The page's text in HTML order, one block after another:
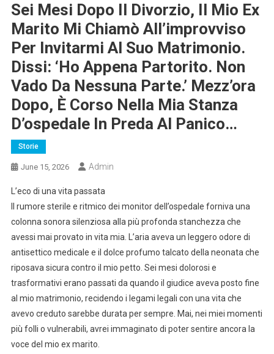
Sei Mesi Dopo Il Divorzio, Il Mio Ex
Marito Mi Chiamò All’improvviso
Per Invitarmi Al Suo Matrimonio.
Dissi: ‘Ho Appena Partorito. Non
Vado Da Nessuna Parte.’ Mezz’ora
Dopo, È Corso Nella Mia Stanza
D’ospedale In Preda Al Panico…
Storie
June 15, 2026 Admin
L’eco di una vita passata
Il rumore sterile e ritmico dei monitor dell’ospedale forniva una
colonna sonora silenziosa alla più profonda stanchezza che
avessi mai provato in vita mia. L’aria aveva un leggero odore di
antisettico medicale e il dolce profumo talcato della neonata che
riposava sicura contro il mio petto. Sei mesi dolorosi e
trasformativi erano passati da quando il giudice aveva posto fine
al mio matrimonio, recidendo i legami legali con una vita che
avevo creduto sarebbe durata per sempre. Mai, nei miei momenti
più folli o vulnerabili, avrei immaginato di poter sentire ancora la
voce del mio ex marito.